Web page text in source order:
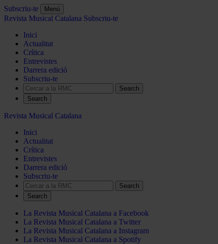
Subscriu-te Menú
Revista Musical Catalana Subscriu-te
Inici
Actualitat
Crítica
Entrevistes
Darrera edició
Subscriu-te
Search
Revista Musical Catalana
Inici
Actualitat
Crítica
Entrevistes
Darrera edició
Subscriu-te
Search
La Revista Musical Catalana a Facebook
La Revista Musical Catalana a Twitter
La Revista Musical Catalana a Instagram
La Revista Musical Catalana a Spotify